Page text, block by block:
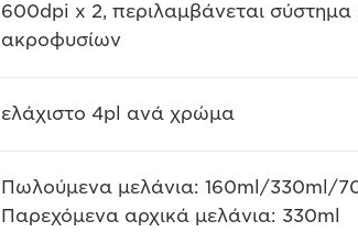
600dpi x 2, περιλαμβάνεται
ακροφυσίων
ελάχιστο 4pl ανά χρώμα
Πωλούμενα μελάνια: 160ml/330ml/
Παρεχόμενα αρχικά μελάνια: 330ml